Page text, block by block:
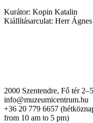
Kurátor: Kopin Katalin
Kiállításarculat: Herr Ágnes
2000 Szentendre, Fő tér
info@muzeumicentrum.hu
+36 20 779 6657
from 10 am to 5 pm)